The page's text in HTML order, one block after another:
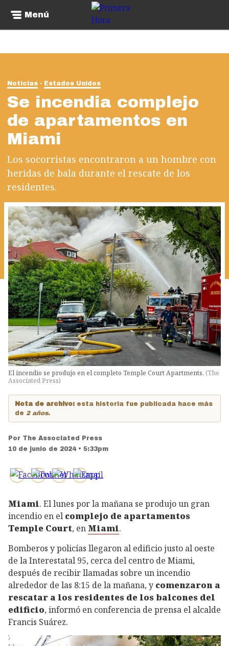
Menú
Noticias Estados Unidos
Se incendia complejo
de apartamentos en
Miami
Los socorristas encontraron a un hombre con
heridas de bala durante el rescate de los
residentes.
El incendio se produjo en el completo Temple Court Apartments. (The
Associated Press)
Nota de archivo: esta historia fue publicada hace más
de 2 años.
Por The Associated Press
10 de junio de 2024 • 5:33pm
Miami. El lunes por la mañana se produjo un gran
incendio en el complejo de apartamentos
Temple Court, en Miami.
Bomberos y policías llegaron al edificio justo al oeste
de la Interestatal 95, cerca del centro de Miami,
después de recibir llamadas sobre un incendio
alrededor de las 8:15 de la mañana, y comenzaron a
rescatar a los residentes de los balcones del
edificio, informó en conferencia de prensa el alcalde
Francis Suárez.